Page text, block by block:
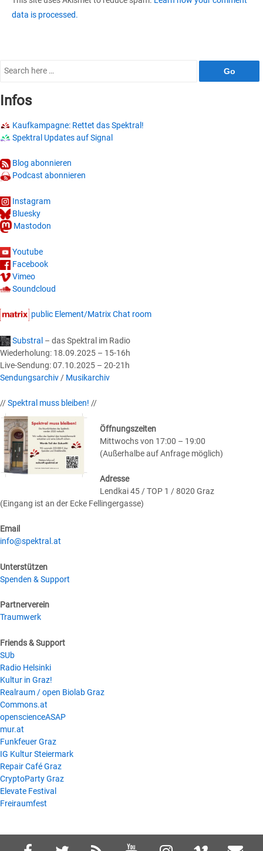
data is processed.
Search
Infos
Kaufkampagne: Rettet das Spektral!
Spektral Updates auf Signal
Blog abonnieren
Podcast abonnieren
Instagram
Bluesky
Mastodon
Youtube
Facebook
Vimeo
Soundcloud
public Element/Matrix Chat room
Substral – das Spektral im Radio
Wiederholung: 18.09.2025 – 15-16h
Live-Sendung: 07.10.2025 – 20-21h
Sendungsarchiv / Musikarchiv
//Spektral muss bleiben! //
Öffnungszeiten
Mittwochs von 17:00 – 19:00
(Außerhalbe auf Anfrage möglich)
Adresse
Lendkai 45 / TOP 1 / 8020 Graz
(Eingang ist an der Ecke Fellingergasse)
Email
info@spektral.at
Unterstützen
Spenden & Support
Partnerverein
Traumwerk
Friends & Support
SUb
Radio Helsinki
Kultur in Graz!
Realraum / open Biolab Graz
Commons.at
openscienceASAP
mur.at
Funkfeuer Graz
IG Kultur Steiermark
Repair Café Graz
CryptoParty Graz
Elevate Festival
Freiraumfest